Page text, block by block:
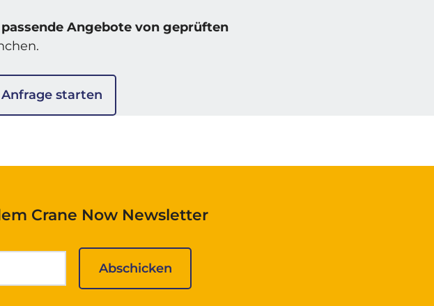
passende Angebote von geprüften
starten
Crane Now Newsletter